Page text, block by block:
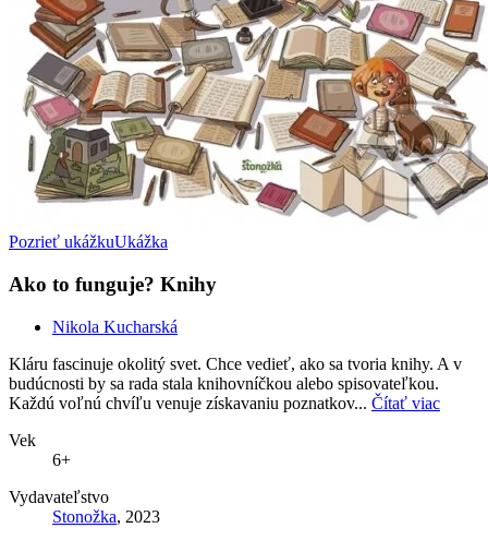
Pozrieť ukážkuUkážka
Ako to funguje? Knihy
Nikola Kucharská
Kláru fascinuje okolitý svet. Chce vedieť, ako sa tvoria knihy. A v
budúcnosti by sa rada stala knihovníčkou alebo spisovateľkou.
Každú voľnú chvíľu venuje získavaniu poznatkov... Čítať viac
Vek
6+
Vydavateľstvo
Stonožka, 2023